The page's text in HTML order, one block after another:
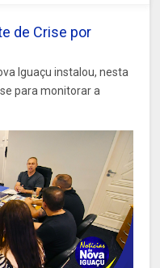
de Crise por
Iguaçu instalou, nesta
para monitorar a